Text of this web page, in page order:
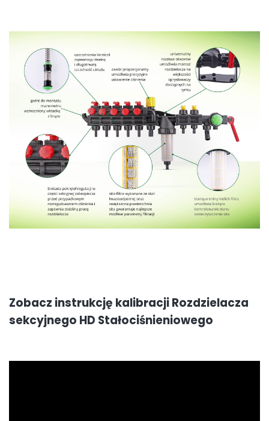
Zobacz instrukcję kalibracji Rozdzielacza
sekcyjnego HD Stałociśnieniowego